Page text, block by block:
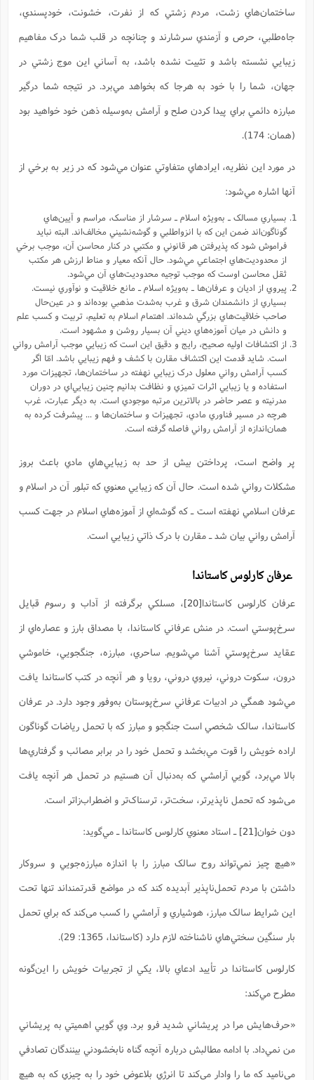
ساختمان‌هاي زشت، مردم زشتي که از نفرت، خشونت، خودپسندي،
جاه‌طلبي، حرص و آزمندي سرشارند و چنانچه در قلب شما درک مفاهيم
زيبايي نشسته باشد و تثبيت نشده باشد، به آساني اين موج زشتي در
جهان، شما را با خود به هرجا که بخواهد مي‌برد. در نتيجه شما درگير
مبارزه دائمي براي پيدا کردن صلح و آرامش به‌وسيله ذهن خود خواهيد بود
(همان: 174).
در مورد اين نظريه، ايرادهاي متفاوتي عنوان مي‌شود که در زير به برخي از
آنها اشاره مي‌شود:
بسياري مسالک ـ به‌ویژه اسلام ـ سرشار از مناسک، مراسم و آيين‌هاي
گوناگون‌اند ضمن اين که با انزواطلبي و گوشه‌نشيني مخالف‌اند. البته نبايد
فراموش شود که پذيرفتن هر قانوني و مکتبي در کنار محاسن آن، موجب برخي
از محدوديت‌هاي اجتماعي مي‌شود. حال آنکه معيار و مناط ارزش هر مکتب
ثقل محاسن اوست که موجب توجيه محدوديت‌هاي آن مي‌شود.
پيروي از اديان و عرفان‌ها ـ به‌ویژه اسلام ـ مانع خلاقيت و نوآوري نيست.
بسياري از دانشمندان شرق و غرب به‌شدت مذهبي بوده‌اند و در عين‌حال
صاحب خلاقيت‌هاي بزرگي شده‌اند. اهتمام اسلام به تعليم، تربيت و کسب علم
و دانش در ميان آموزه‌هاي ديني آن بسيار روشن و مشهود است.
از اکتشافات اوليه صحيح، رايج و دقيق اين است که زيبايي موجب آرامش رواني
است. شايد قدمت اين اکتشاف مقارن با کشف و فهم زيبايي باشد. امّا اگر
کسب آرامش رواني معلول درک زيبايي نهفته در ساختمان‌ها، تجهيزات مورد
استفاده و يا زيبايي اثرات تميزي و نظافت بدانيم چنين زيبايي‌اي در دوران
مدرنيته و عصر حاضر در بالاترين مرتبه موجودي است. به ديگر عبارت، غرب
هرچه در مسير فناوري مادي، تجهيزات و ساختمان‌ها و ... پيشرفت کرده به
همان‌اندازه از آرامش رواني فاصله گرفته است.
پر واضح است، پرداختن بيش از حد به زيبايي‌هاي مادي باعث بروز
مشکلات رواني شده است. حال آن که زيبايي معنوي که تبلور آن در اسلام و
عرفان اسلامي نهفته است ـ که گوشه‌اي از آموزه‌هاي اسلام در جهت کسب
آرامش رواني بيان شد ـ مقارن با درک ذاتي زيبايي است.
عرفان کارلوس کاستاندا
عرفان کارلوس کاستاندا[20]
، مسلکي برگرفته از آداب و رسوم قبايل
سرخ‌پوستي است. در منش عرفاني کاستاندا، با مصداق بارز و عصاره‌اي از
عقايد سرخ‌پوستي آشنا مي‌شويم. ساحري، مبارزه، جنگجويي، خاموشي
درون، سکوت دروني، نيروي دروني، رويا و هر آنچه در کتب کاستاندا يافت
مي‌شود همگي در ادبيات عرفاني سرخ‌پوستان به‌وفور وجود دارد. در عرفان
کاستاندا، سالک شخصي است جنگجو و مبارز که با تحمل رياضات گوناگون
اراده خويش را قوت مي‌بخشد و تحمل خود را در برابر مصائب و گرفتاري‌ها
بالا مي‌برد، گويي آرامشي که به‌دنبال آن هستيم در تحمل هر آنچه یافت
می‌شود که تحمل ناپذيرتر، سخت‌تر، ترسناک‌تر و اضطراب‌زاتر است.
دون خوان[21] ـ استاد معنوي كارلوس كاستاندا ـ مي‌گويد:
«هيچ چيز نمي‌تواند روح سالک مبارز را با اندازه مبارزه‌جويي و سروکار
داشتن با مردم تحمل‌ناپذیر آبديده کند که در مواضع قدرتمند‌اند تنها تحت
اين شرايط سالک مبارز، هوشياري و آرامشي را کسب می‌کند که براي تحمل
بار سنگين سختي‌هاي ناشناخته لازم دارد (کاستاندا، 1365: 29).
کارلوس کاستاندا در تأييد ادعاي بالا، يکي از تجربيات خويش را اين‌گونه
مطرح مي‌کند:
«حرف‌هايش مرا در پريشاني شديد فرو برد. وي گويي اهميتي به پريشاني
من نمي‌داد. با ادامه مطالبش درباره آنچه گناه نابخشودني بينندگان تصادفي
مي‌ناميد که ما را وادار مي‌کند تا انرژي بلاعوض خود را به چيزي که به هيچ